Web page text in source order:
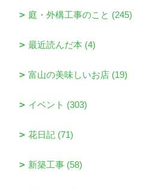
庭・外構工事のこと (245)
最近読んだ本 (4)
富山の美味しいお店 (19)
イベント (303)
花日記 (71)
新築工事 (58)